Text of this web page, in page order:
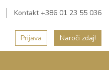
Kontakt +386 01 23 55 036
Prijava Naroči zdaj!